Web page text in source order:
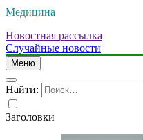
Медицина
Новостная рассылка
Случайные новости
Меню
Найти:
Заголовки